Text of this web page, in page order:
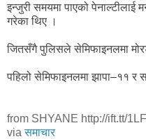
इन्जुरी समयमा पाएको
गरेका थिए ।
जितसँगै पुलिसले सेमिफाइनलमा
पहिलो सेमिफाइनलमा झापा–११ र
from SHYANE http://ift.tt/
viaसमाचार